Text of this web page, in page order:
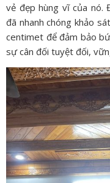
vẻ đẹp hùng vĩ của nó.
đã nhanh chóng khảo
centimet để đảm bảo
sự cân đối tuyệt đối,